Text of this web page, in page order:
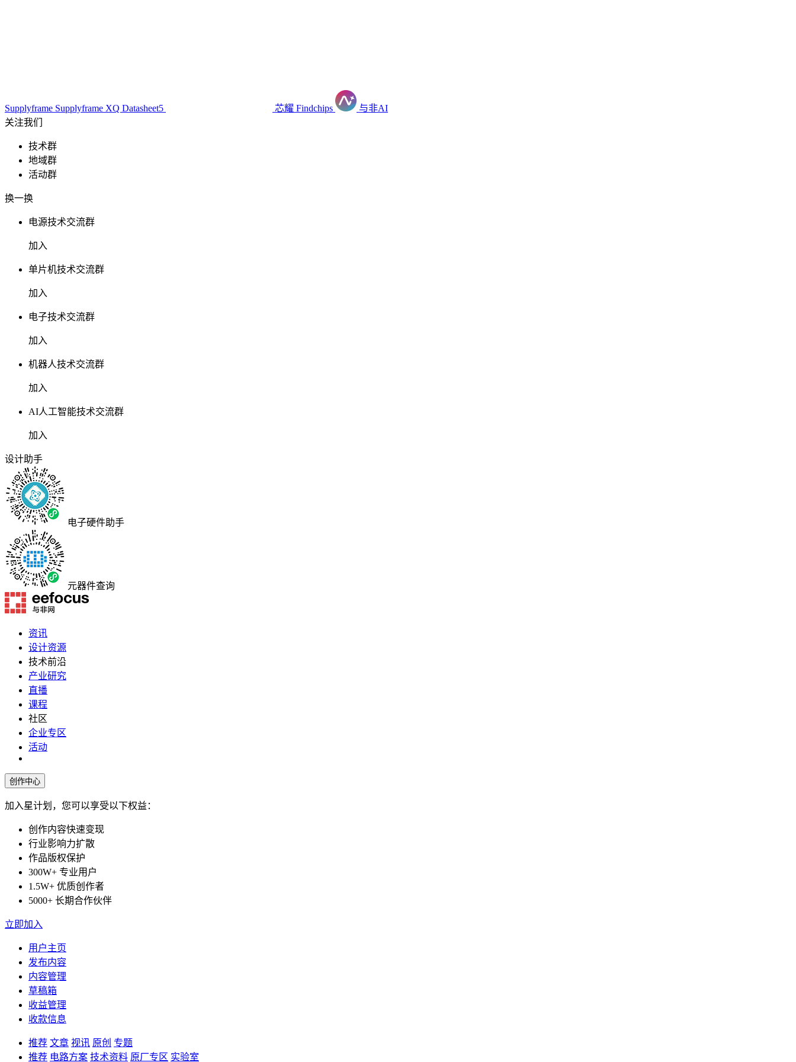
Supplyframe Supplyframe XQ Datasheet5 芯耀 Findchips
与非AI
关注我们
技术群
地域群
活动群
换一换
电源技术交流群
加入
单片机技术交流群
加入
电子技术交流群
加入
机器人技术交流群
加入
AI人工智能技术交流群
加入
设计助手
电子硬件助手
元器件查询
资讯
设计资源
技术前沿
产业研究
直播
课程
社区
企业专区
活动
创作中心
加入星计划，您可以享受以下权益：
创作内容快速变现
行业影响力扩散
作品版权保护
300W+ 专业用户
1.5W+ 优质创作者
5000+ 长期合作伙伴
立即加入
用户主页
发布内容
内容管理
草稿箱
收益管理
收款信息
推荐 文章 视讯 原创 专题
推荐 电路方案 技术资料 原厂专区 实验室